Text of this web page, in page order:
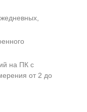
на ПК с
от 2 до